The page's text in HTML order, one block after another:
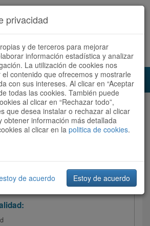
ahora Español | Català
Ordenar por:Más recientes
privacidad
y de terceros para mejorar
información estadística y analizar
La utilización de cookies nos
contenido que ofrecemos y mostrarle
con sus intereses. Al clicar en “Aceptar
todas las cookies. También puede
al clicar en “Rechazar todo”,
que desea instalar o rechazar al clicar
obtener información más detallada
al clicar en la politica de cookies.
de acuerdo Estoy de acuerdo